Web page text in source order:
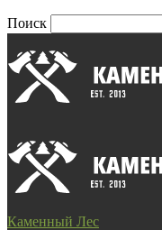
Поиск
Каменный Лес